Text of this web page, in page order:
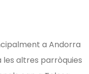
a Andorra
altres parròquies